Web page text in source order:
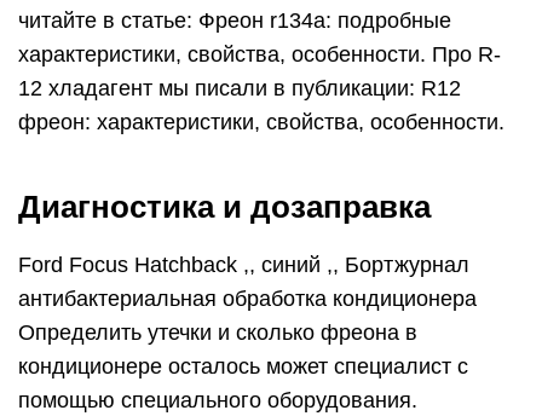
читайте в статье: Фреон r134a: подробные
характеристики, свойства, особенности. Про R-
12 хладагент мы писали в публикации: R12
фреон: характеристики, свойства, особенности.
Диагностика и дозаправка
Ford Focus Hatchback ,, синий ,, Бортжурнал
антибактериальная обработка кондиционера
Определить утечки и сколько фреона в
кондиционере осталось может специалист с
помощью специального оборудования.